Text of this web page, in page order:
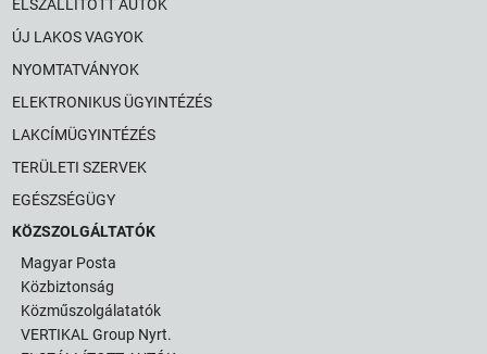
ELSZÁLLÍTOTT AUTÓK
ÚJ LAKOS VAGYOK
NYOMTATVÁNYOK
ELEKTRONIKUS ÜGYINTÉZÉS
LAKCÍMÜGYINTÉZÉS
TERÜLETI SZERVEK
EGÉSZSÉGÜGY
KÖZSZOLGÁLTATÓK
Magyar Posta
Közbiztonság
Közműszolgálatatók
VERTIKAL Group Nyrt.